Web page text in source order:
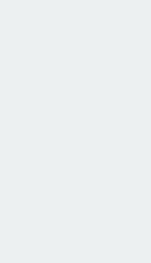
PLAY
has
in
of live